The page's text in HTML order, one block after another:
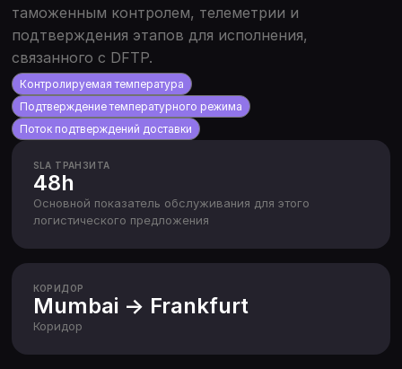
таможенным контролем, телеметрии и
подтверждения этапов для исполнения,
связанного с DFTP.
Контролируемая температура
Подтверждение температурного режима
Поток подтверждений доставки
SLA ТРАНЗИТА
48h
Основной показатель обслуживания для этого
логистического предложения
КОРИДОР
Mumbai -> Frankfurt
Коридор